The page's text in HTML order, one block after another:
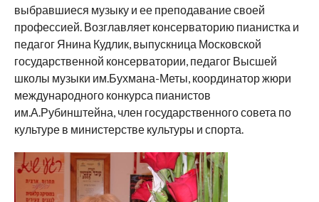
выбравшиеся музыку и ее преподавание своей
профессией. Возглавляет консерваторию пианистка и
педагог Янина Кудлик, выпускница Московской
государственной консерватории, педагог Высшей
школы музыки им.Бухмана-Меты, координатор жюри
международного конкурса пианистов
им.А.Рубинштейна, член государственного совета по
культуре в министерстве культуры и спорта.